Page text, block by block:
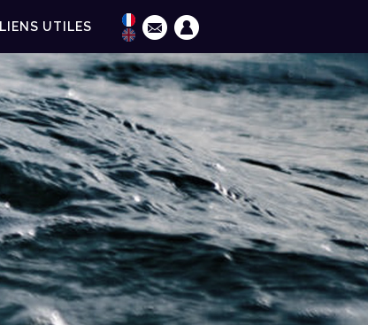
LIENS UTILES